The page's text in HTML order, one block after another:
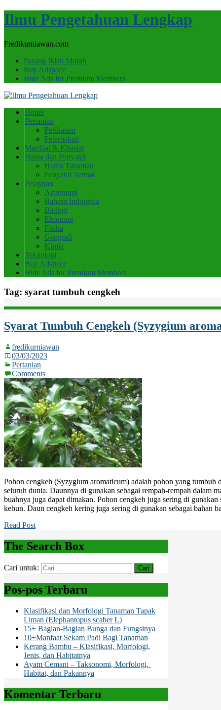
Ilmu Pengetahuan Lengkap
Fredikurniawan.com
Pasang Iklan Murah
Buy Adspace
Hide Ads for Premium Members
Home
Pertanian
Perikanan
Peternakan
Manfaat & Khasiat
Hama dan Penyakit
Hama Tanaman
Penyakit Ternak
Pelajaran
Astronomi
Bahasa Indonesia
Biologi
Ekonomi
Fisika
Geografi
Kimia
Teknologi
Buy Adspace
Hide Ads for Premium Members
Tag: syarat tumbuh cengkeh
Syarat Tumbuh Cengkeh (Syzygium
fredikurniawan
03/03/2023
Pertanian
Comments
Pohon cengkeh (Syzygium aromaticum) adalah pohon yang tumbuh
seluruh dunia. Daunnya di gunakan sebagai rempah-rempah dalam
buahnya juga dapat dimakan. Pohon cengkeh juga sering di gunakan
kebun. Daun cengkeh kering juga sering di gunakan sebagai bahan
Read Post
The Search Box
Cari untuk:
Pos-pos Terbaru
Klasifikasi dan Morfologi Tanaman Tapak
Liman (Elephantopus scaber L)
15+ Bagian-Bagian Bunga dan Fungsinya
10+Manfaat Sekam Padi Bagi Tanaman
Kerang Bambu – Klasifikasi, Morfologi,
Jenis, dan Habitatnya
Ayam Cemani – Taksonomi, Morfologi,
Habitat, dan Pakannya
Komentar Terbaru